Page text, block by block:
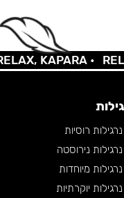
KAPARA •
נרגילות רוסיות
נרגילות נירוסטה
נרגילות מיוחדות
נרגילות יוקרתיות